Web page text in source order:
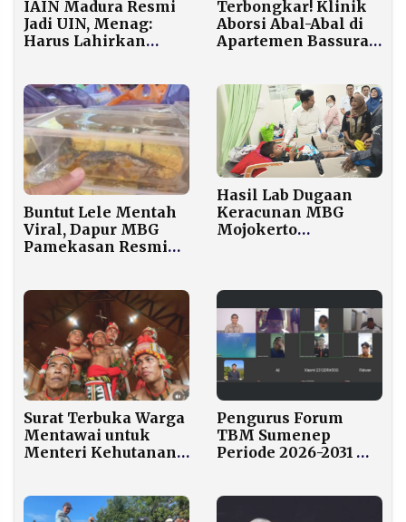
IAIN Madura Resmi
Jadi UIN, Menag:
Harus Lahirkan
Terbongkar! Klinik
Aborsi Abal-Abal di
Apartemen Bassura
Buntut Lele Mentah
Viral, Dapur MBG
Pamekasan Resmi
Hasil Lab Dugaan
Keracunan MBG
Mojokerto
Surat Terbuka Warga
Mentawai untuk
Menteri Kehutanan:
Dibatalakan
Pengurus Forum
TBM Sumenep
Periode 2026-2031